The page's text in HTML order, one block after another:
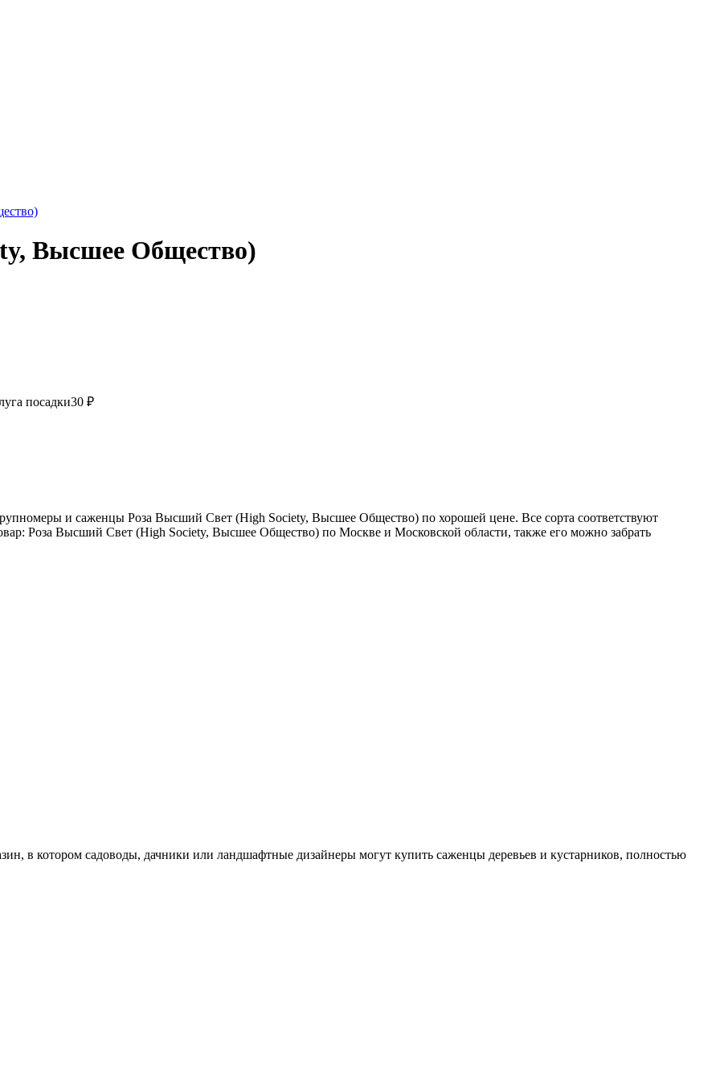
Высшее Общество)
посадки30 ₽
и саженцы Роза Высший Свет (High Society, Высшее Общество) по хорошей цене. Все сорта соответствуют
Роза Высший Свет (High Society, Высшее Общество) по Москве и Московской области, также его можно забрать
в котором садоводы, дачники или ландшафтные дизайнеры могут купить саженцы деревьев и кустарников, полностью